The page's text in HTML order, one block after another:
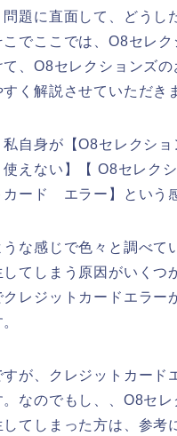
問題に直面して、どうし
こでここでは、O8セレ
て、O8セレクションズ
く解説させていただき
私自身が【O8セレクシ
えない】【 O8セレク
カード エラー】という
うな感じで色々と調べて
してしまう原因がいくつ
クレジットカードエラー
すが、クレジットカード
。なのでもし、、O8セ
してしまった方は、参考